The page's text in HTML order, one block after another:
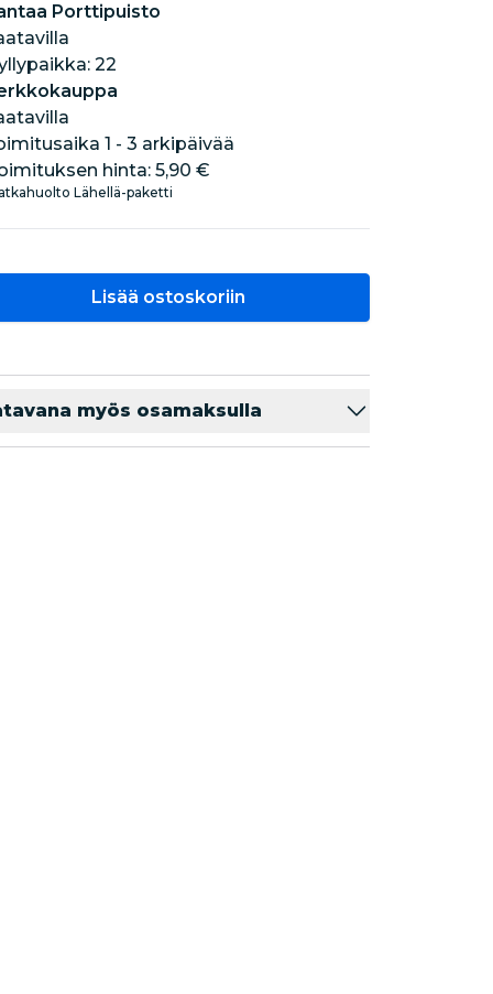
Porttipuisto
22
1 - 3 arkipäivää
hinta: 5,90 €
Lähellä-paketti
Lisää ostoskoriin
myös osamaksulla